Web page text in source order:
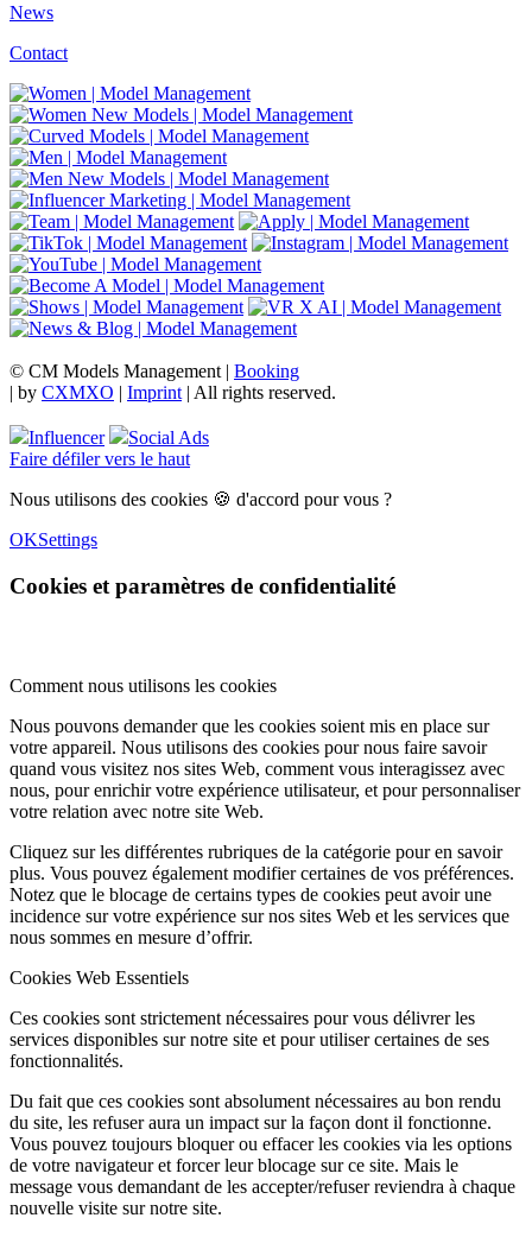
News
Contact
© CM Models Management | Booking
| by CXMXO | Imprint | All rights reserved.
Influencer
Social Ads
Faire défiler vers le haut
Nous utilisons des cookies 🍪 d'accord pour vous ?
OKSettings
Cookies et paramètres de confidentialité
Comment nous utilisons les cookies
Nous pouvons demander que les cookies soient mis en place sur
votre appareil. Nous utilisons des cookies pour nous faire savoir
quand vous visitez nos sites Web, comment vous interagissez avec
nous, pour enrichir votre expérience utilisateur, et pour personnaliser
votre relation avec notre site Web.
Cliquez sur les différentes rubriques de la catégorie pour en savoir
plus. Vous pouvez également modifier certaines de vos préférences.
Notez que le blocage de certains types de cookies peut avoir une
incidence sur votre expérience sur nos sites Web et les services que
nous sommes en mesure d’offrir.
Cookies Web Essentiels
Ces cookies sont strictement nécessaires pour vous délivrer les
services disponibles sur notre site et pour utiliser certaines de ses
fonctionnalités.
Du fait que ces cookies sont absolument nécessaires au bon rendu
du site, les refuser aura un impact sur la façon dont il fonctionne.
Vous pouvez toujours bloquer ou effacer les cookies via les options
de votre navigateur et forcer leur blocage sur ce site. Mais le
message vous demandant de les accepter/refuser reviendra à chaque
nouvelle visite sur notre site.